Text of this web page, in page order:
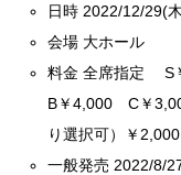
日時 2022/12/29(
会場 大ホール
料金 全席指定 S
B￥4,000 C￥
り選択可）￥2,000
一般発売 2022/8/